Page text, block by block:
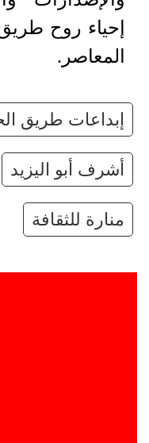
إحياء روح
المعاصر.
إبداعات طريق
أشرف أبو اليزيد
منارة للثقافة